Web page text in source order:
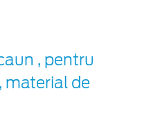
, pentru
material de